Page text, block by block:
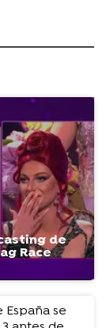
de
Race
España se